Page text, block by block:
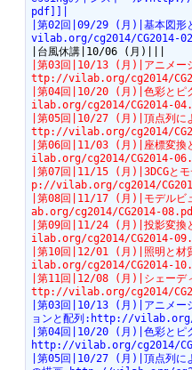
pdf]]|
|第02回|09/29 (月)|基本図
vilab.org/cg2014/CG2014-
|第03回|10/13 (月)|アニメー
ttp://vilab.org/cg2014/
|第04回|10/20 (月)|色彩と
ilab.org/cg2014/CG2014-
|第05回|10/27 (月)|頂点列に
ttp://vilab.org/cg2014/
|第06回|11/03 (月)|座標変
ilab.org/cg2014/CG2014-
|第07回|11/15 (月)|3DCGと
p://vilab.org/cg2014/
|第08回|11/17 (月)|モデル
ab.org/cg2014/CG2014-
|第09回|11/24 (月)|投影変
ilab.org/cg2014/CG2014-
|第10回|12/01 (月)|照明と
ilab.org/cg2014/CG2014-
|第11回|12/08 (月)|シェーデ
ttp://vilab.org/cg2014/
|第03回|10/13 (月)|アニメー
ョンと配列:http://
|第04回|10/20 (月)|色彩とピ
http://vilab.org/cg2014/
|第05回|10/27 (月)|頂点列に